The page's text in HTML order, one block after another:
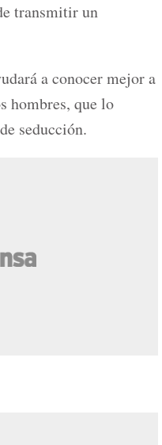
transmitir un
a conocer mejor a
hombres, que lo
seducción.